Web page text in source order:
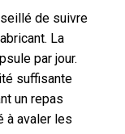
de suivre
La
par jour.
suffisante
un repas
à avaler les